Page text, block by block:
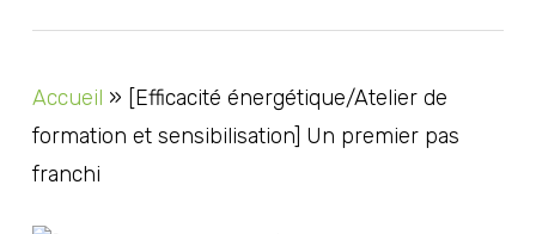
Accueil » [Efficacité énergétique/Atelier de
formation et sensibilisation] Un premier pas
franchi